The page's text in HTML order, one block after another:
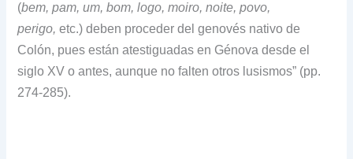
(bem, pam, um, bom, logo, moiro, noite, povo,
perigo,etc.) deben proceder del genovés nativo de
Colón, pues están atestiguadas en Génova desde el
siglo XV o antes, aunque no falten otros lusismos” (pp.
274-285).